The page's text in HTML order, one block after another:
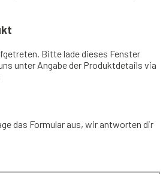
Bitte lade dieses Fenster
unter Angabe der Produktdetails via
das Formular aus, wir antworten dir